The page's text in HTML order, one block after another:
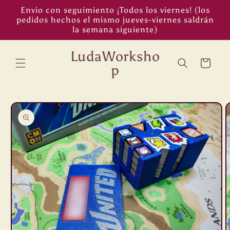
directamente
al contenido
Envio con seguimiento ¡Todos los viernes! (los
pedidos hechos el mismo jueves-viernes saldrán
la semana siguiente)
LudaWorksho
p
Carrito
directamente
a la
información
del producto